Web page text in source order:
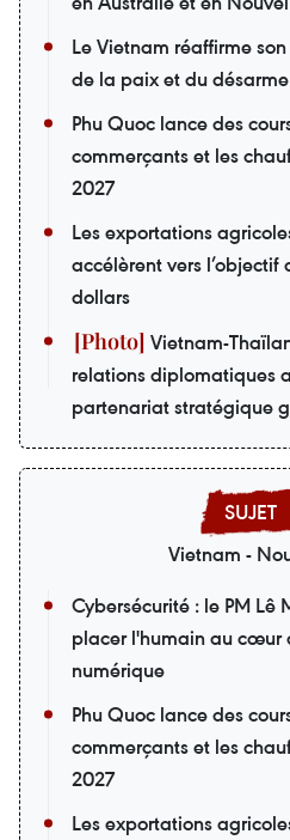
Le Vietnam réaffirme
de la paix et du
Phu Quoc lance des
commerçants et les
2027
Les exportations
accélèrent vers
dollars
Vietnam-
relations diplomatiques
partenariat stratégique
Vietnam -
Cybersécurité : le PM
placer l'humain au cœur
numérique
Phu Quoc lance des
commerçants et les
2027
Les exportations